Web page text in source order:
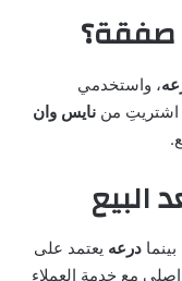
صفقة؟
، واستخدمي
اشتريتِ من نايس وان
البيع
درعه يعتمد على
مع خدمة العملاء